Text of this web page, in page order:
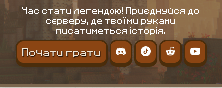
Час стати легендою! Приєднуйся до
серверу, де твоїми руками
писатиметься історія.
Почати грати